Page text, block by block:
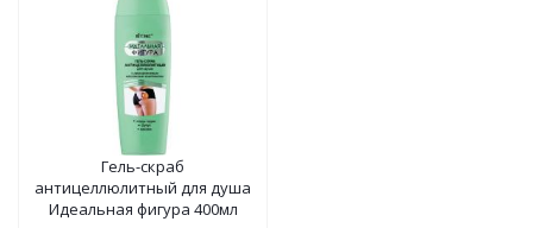
Гель-скраб
антицеллюлитный для душа
Идеальная фигура 400мл